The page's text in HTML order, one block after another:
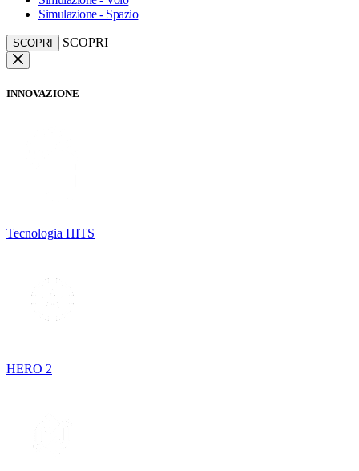
Simulazione - Spazio
SCOPRI SCOPRI
INNOVAZIONE
Tecnologia HITS
HERO 2